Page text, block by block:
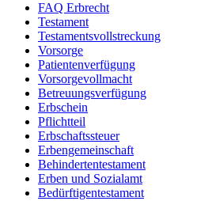
FAQ Erbrecht
Testament
Testamentsvollstreckung
Vorsorge
Patientenverfügung
Vorsorgevollmacht
Betreuungsverfügung
Erbschein
Pflichtteil
Erbschaftssteuer
Erbengemeinschaft
Behindertentestament
Erben und Sozialamt
Bedürftigentestament